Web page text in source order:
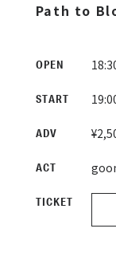
Path to
OPEN
START
ADV
ACT
TICKET